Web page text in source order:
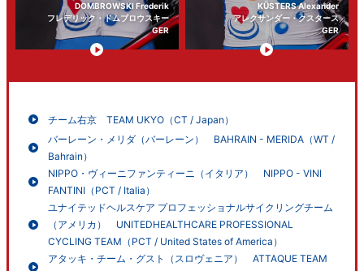
DOMBROWSKI Frederik
フレデリック・ドムブロウスキー
GER
KÜSTERS Alexander
アレクサンダー・クスタース
GER
チーム右京 TEAM UKYO（CT / Japan）
バーレーン・メリダ（バーレーン） BAHRAIN - MERIDA（WT /
Bahrain）
NIPPO・ヴィーニファンティーニ（イタリア） NIPPO - VINI
FANTINI（PCT / Italia）
ユナイテッドヘルスケア プロフェッショナルサイクリングチーム
（アメリカ） UNITEDHEALTHCARE PROFESSIONAL
CYCLING TEAM（PCT / United States of America）
アタッキ・チーム・グスト（スロヴェニア） ATTAQUE TEAM